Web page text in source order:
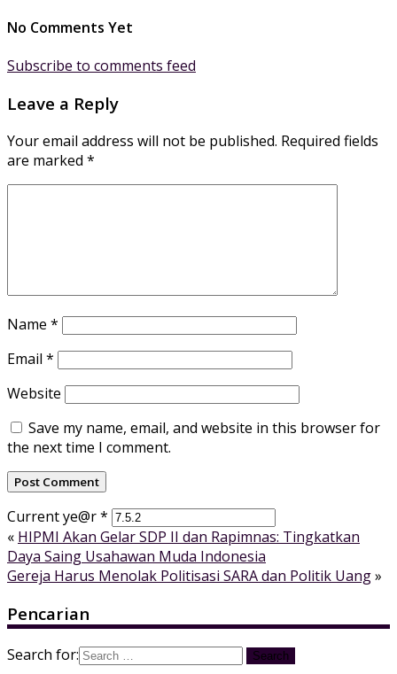
No Comments Yet
Subscribe to comments feed
Leave a Reply
Your email address will not be published. Required fields
are marked *
Name *
Email *
Website
Save my name, email, and website in this browser for
the next time I comment.
Current ye@r*
« HIPMI Akan Gelar SDP II dan Rapimnas: Tingkatkan
Daya Saing Usahawan Muda Indonesia
Gereja Harus Menolak Politisasi SARA dan Politik Uang»
Pencarian
Search for: